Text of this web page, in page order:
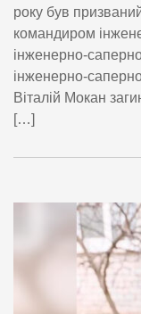
року був
командиром
інженерно-
інженерно-
Віталій Мокан
[…]